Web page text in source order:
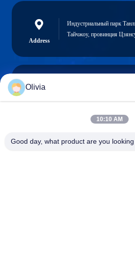
Address
Индустриальный парк
Тайчжоу, провинция
Olivia
10:10 AM
Good day, what product are you